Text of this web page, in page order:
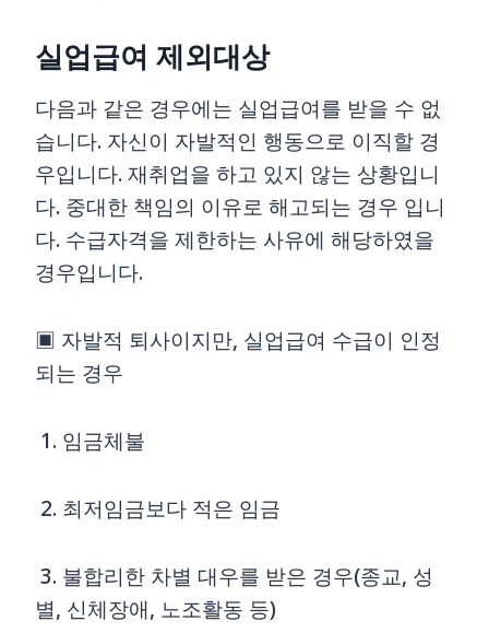
실업급여 제외대상
다음과 같은 경우에는 실업급여를 받을 수 없
습니다. 자신이 자발적인 행동으로 이직할 경
우입니다. 재취업을 하고 있지 않는 상황입니
다. 중대한 책임의 이유로 해고되는 경우 입니
다. 수급자격을 제한하는 사유에 해당하였을
경우입니다.
▣ 자발적 퇴사이지만, 실업급여 수급이 인정
되는 경우
1. 임금체불
2. 최저임금보다 적은 임금
3. 불합리한 차별 대우를 받은 경우(종교, 성
별, 신체장애, 노조활동 등)